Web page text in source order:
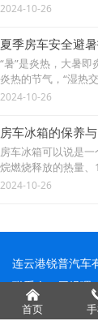
果是一个家庭，只
空间。二、卫生间...
2024-10-26
夏季房车安全避
“暑”是炎热，大暑即
炎热的节气，“湿热
征：高温酷热，雷
日常维护小贴士，助
2024-10-26
房车冰箱的保养
房车冰箱可以说是
烷燃烧释放的热量
大量的热量，通过
2024-10-26
连云港锐普汽车
联系人：周经理
手 机：
낀
首页